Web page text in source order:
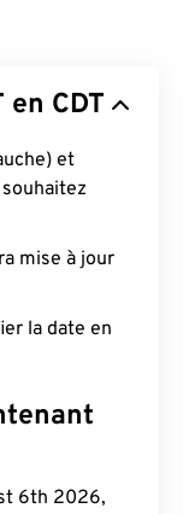
CDT
et
mise à jour
la date en
6th 2026,